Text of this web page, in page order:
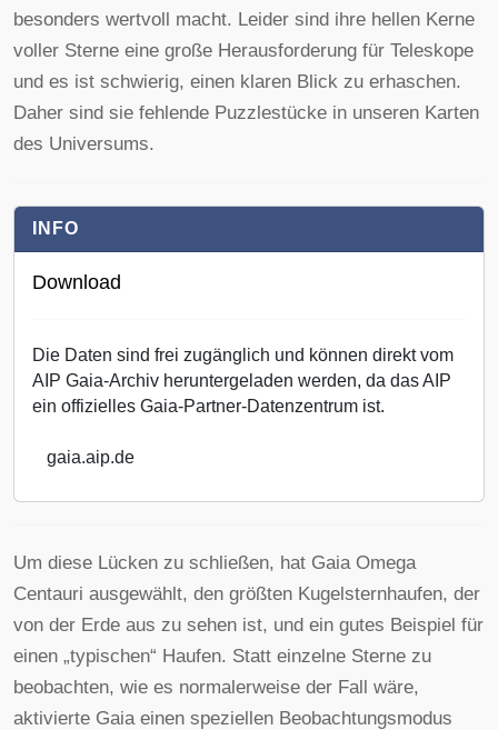
besonders wertvoll macht. Leider sind ihre hellen Kerne
voller Sterne eine große Herausforderung für Teleskope
und es ist schwierig, einen klaren Blick zu erhaschen.
Daher sind sie fehlende Puzzlestücke in unseren Karten
des Universums.
INFO
Download
Die Daten sind frei zugänglich und können direkt vom
AIP Gaia-Archiv heruntergeladen werden, da das AIP
ein offizielles Gaia-Partner-Datenzentrum ist.
gaia.aip.de
Um diese Lücken zu schließen, hat Gaia Omega
Centauri ausgewählt, den größten Kugelsternhaufen, der
von der Erde aus zu sehen ist, und ein gutes Beispiel für
einen „typischen“ Haufen. Statt einzelne Sterne zu
beobachten, wie es normalerweise der Fall wäre,
aktivierte Gaia einen speziellen Beobachtungsmodus